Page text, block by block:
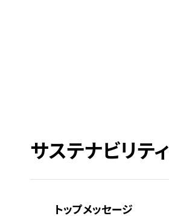
サステナビリティ
トップメッセージ